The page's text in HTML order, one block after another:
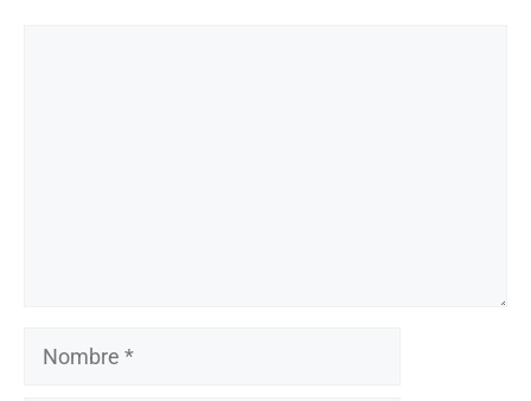
Nombre